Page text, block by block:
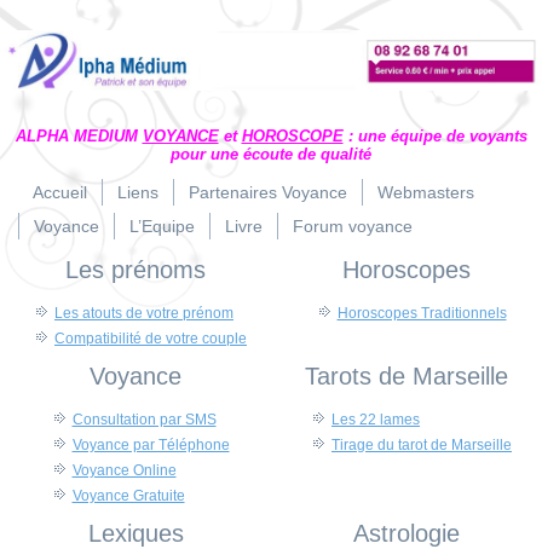
ALPHA MEDIUM VOYANCEet HOROSCOPE: une équipe de voyants
pour une écoute de qualité
Accueil Liens Partenaires Voyance
Webmasters
Voyance
L’Equipe Livre Forum voyance
Les prénoms
Les atouts de votre prénom
Compatibilité de votre couple
Horoscopes
Horoscopes Traditionnels
Voyance
Consultation par SMS
Voyance par Téléphone
Voyance Online
Voyance Gratuite
Tarots de Marseille
Les 22 lames
Tirage du tarot de Marseille
Lexiques Astrologie